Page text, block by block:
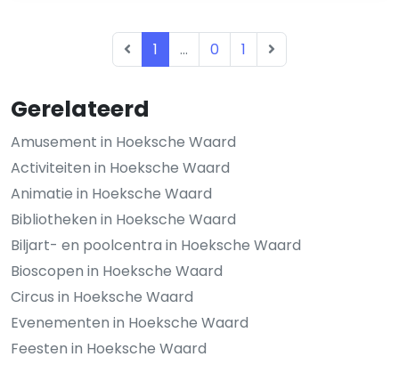
Gerelateerd
Amusement in Hoeksche Waard
Activiteiten in Hoeksche Waard
Animatie in Hoeksche Waard
Bibliotheken in Hoeksche Waard
Biljart- en poolcentra in Hoeksche Waard
Bioscopen in Hoeksche Waard
Circus in Hoeksche Waard
Evenementen in Hoeksche Waard
Feesten in Hoeksche Waard
1 ... 0 1